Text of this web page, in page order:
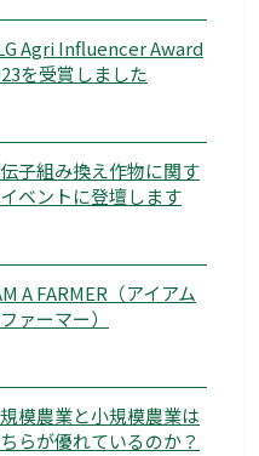
Agri Influencer Award
を受賞しました
子組み換え作物に関す
ベントに登壇します
A FARMER（アイアム
ァーマー）
模農業と小規模農業は
らが優れているのか？